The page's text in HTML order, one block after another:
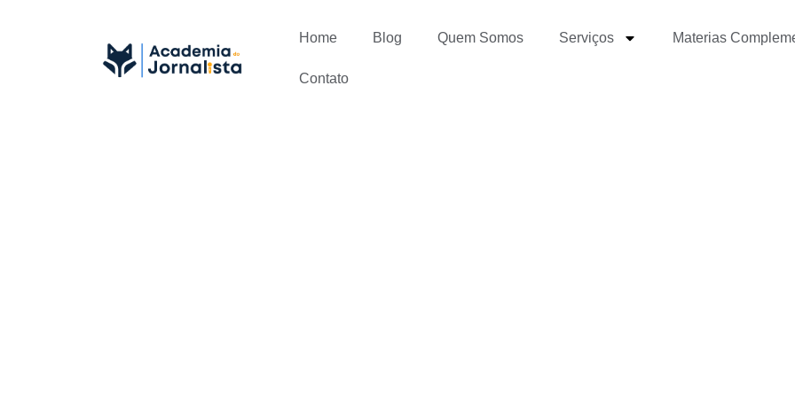
Home Blog Quem Somos Serviços Materias
Contato